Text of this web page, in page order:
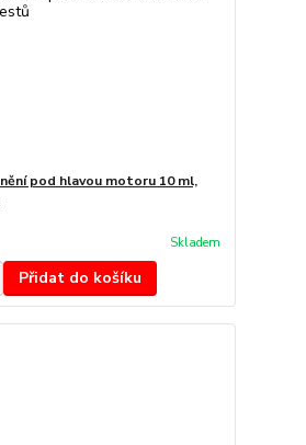
pod hlavou motoru 10 ml,
Skladem
Přidat do košíku